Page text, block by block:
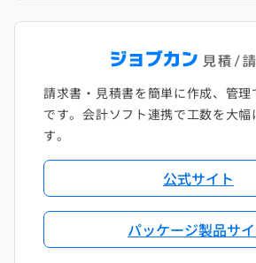
請求書・見積書を簡単に作成、管理
です。会計ソフト連携で工数を大幅
す。
公式サイト
パッケージ製品サ